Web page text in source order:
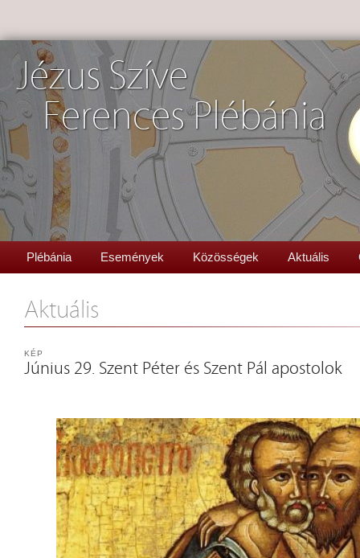
Jézus Szíve
Ferences Plébánia
Plébánia Események Közösségek Aktuális
Aktuális
Június 29. Szent Péter és Szent Pál apostolok
KÉP